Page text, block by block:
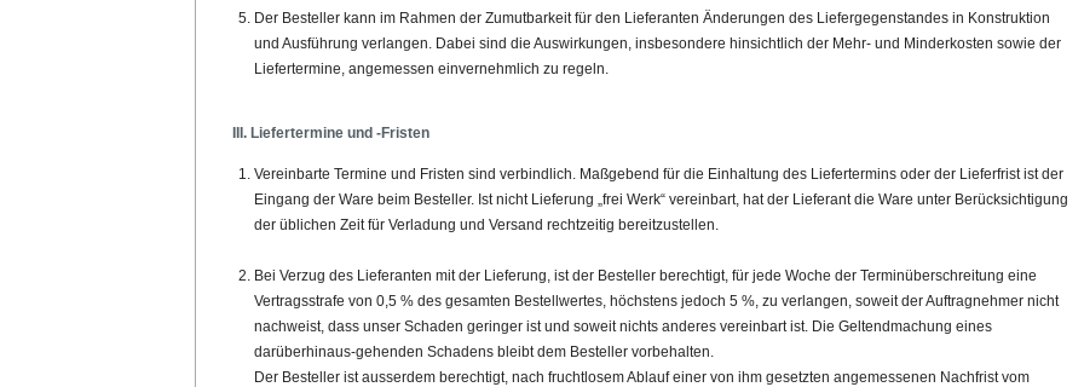
Der Besteller kann im Rahmen der Zumutbarkeit für den Lieferanten Änderungen des Liefergegenstandes in Konstruktion
und Ausführung verlangen. Dabei sind die Auswirkungen, insbesondere hinsichtlich der Mehr- und Minderkosten sowie der
Liefertermine, angemessen einvernehmlich zu regeln.
III. Liefertermine und -Fristen
Vereinbarte Termine und Fristen sind verbindlich. Maßgebend für die Einhaltung des Liefertermins oder der Lieferfrist ist der
Eingang der Ware beim Besteller. Ist nicht Lieferung „frei Werk“ vereinbart, hat der Lieferant die Ware unter Berücksichtigung
der üblichen Zeit für Verladung und Versand rechtzeitig bereitzustellen.
Bei Verzug des Lieferanten mit der Lieferung, ist der Besteller berechtigt, für jede Woche der Terminüberschreitung eine
Vertragsstrafe von 0,5 % des gesamten Bestellwertes, höchstens jedoch 5 %, zu verlangen, soweit der Auftragnehmer nicht
nachweist, dass unser Schaden geringer ist und soweit nichts anderes vereinbart ist. Die Geltendmachung eines
darüberhinaus-gehenden Schadens bleibt dem Besteller vorbehalten.
Der Besteller ist ausserdem berechtigt, nach fruchtlosem Ablauf einer von ihm gesetzten angemessenen Nachfrist vom